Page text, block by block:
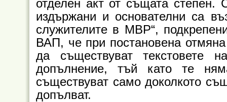
отделен акт от същата степен.
издържани и основателни са
служителите в МВР“,
ВАП, че при постановена
да съществуват текстовете
допълнение, тъй като те
съществуват само доколкото
допълват.